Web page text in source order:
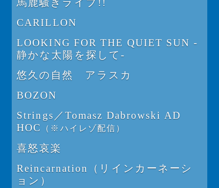
馬鹿騒ぎライブ!!
CARILLON
LOOKING FOR THE QUIET SUN -
静かな太陽を探して-
悠久の自然 アラスカ
BOZON
Strings／Tomasz Dabrowski AD
HOC
（※ハイレゾ配信）
喜怒哀楽
Reincarnation（リインカーネーシ
ョン）